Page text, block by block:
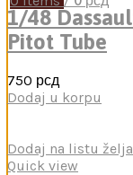
1/48
Pitot Tube
750 рсд
Dodaj u korpu
Dodaj na listu želja
Quick view